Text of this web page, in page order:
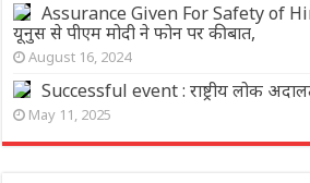
Assurance Given For Safety of
यूनुस से पीएम मोदी ने फोन पर की बात,
August 16, 2024
Successful event : राष्ट्रीय लोक
May 11, 2025